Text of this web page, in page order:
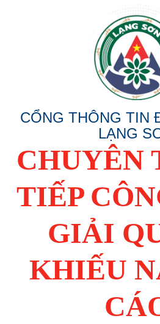
CỔNG THÔNG TIN
LẠNG
CHUYÊN
TIẾP
GIẢI
KHIẾU